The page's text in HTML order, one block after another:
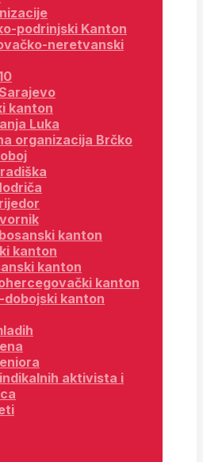
podrinjski Kanton
neretvanski
kanton
Luka
organizacija Brčko
kanton
kanton
kanton
kanton
dobojski kanton
aktivista i